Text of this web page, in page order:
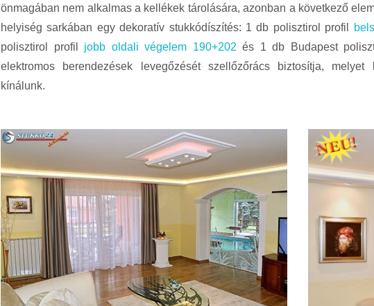
önmagában nem alkalmas a kellékek tárolására, azonban a következő
helyiség sarkában egy dekoratív stukkódíszítés: 1 db polisztirol profil
polisztirol profil jobb oldali végelem 190+202 és 1 db Budapest
elektromos berendezések levegőzését szellőzőrács biztosítja, melyet
kínálunk.